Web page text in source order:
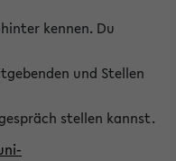
kennen. Du
und Stellen
stellen kannst.